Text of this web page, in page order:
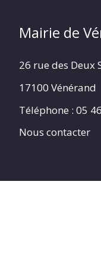
Mairie de
26 rue des Deux
17100 Vénérand
Téléphone : 05
Nous contacter